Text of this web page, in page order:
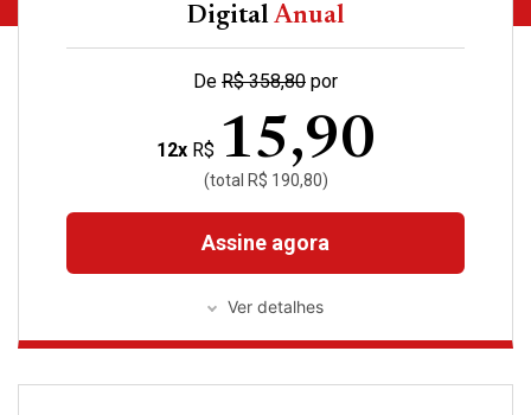
DigitalAnual
De R$ 358,80 por
12xR$ 15,90
(total R$ 190,80)
Assine agora
Ver detalhes